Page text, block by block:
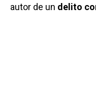
autor de un delito